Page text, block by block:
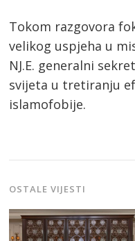
Tokom razgovora
velikog uspjeha u
NJ.E. generalni
svijeta u tretiranju
islamofobije.
OSTALE VIJESTI